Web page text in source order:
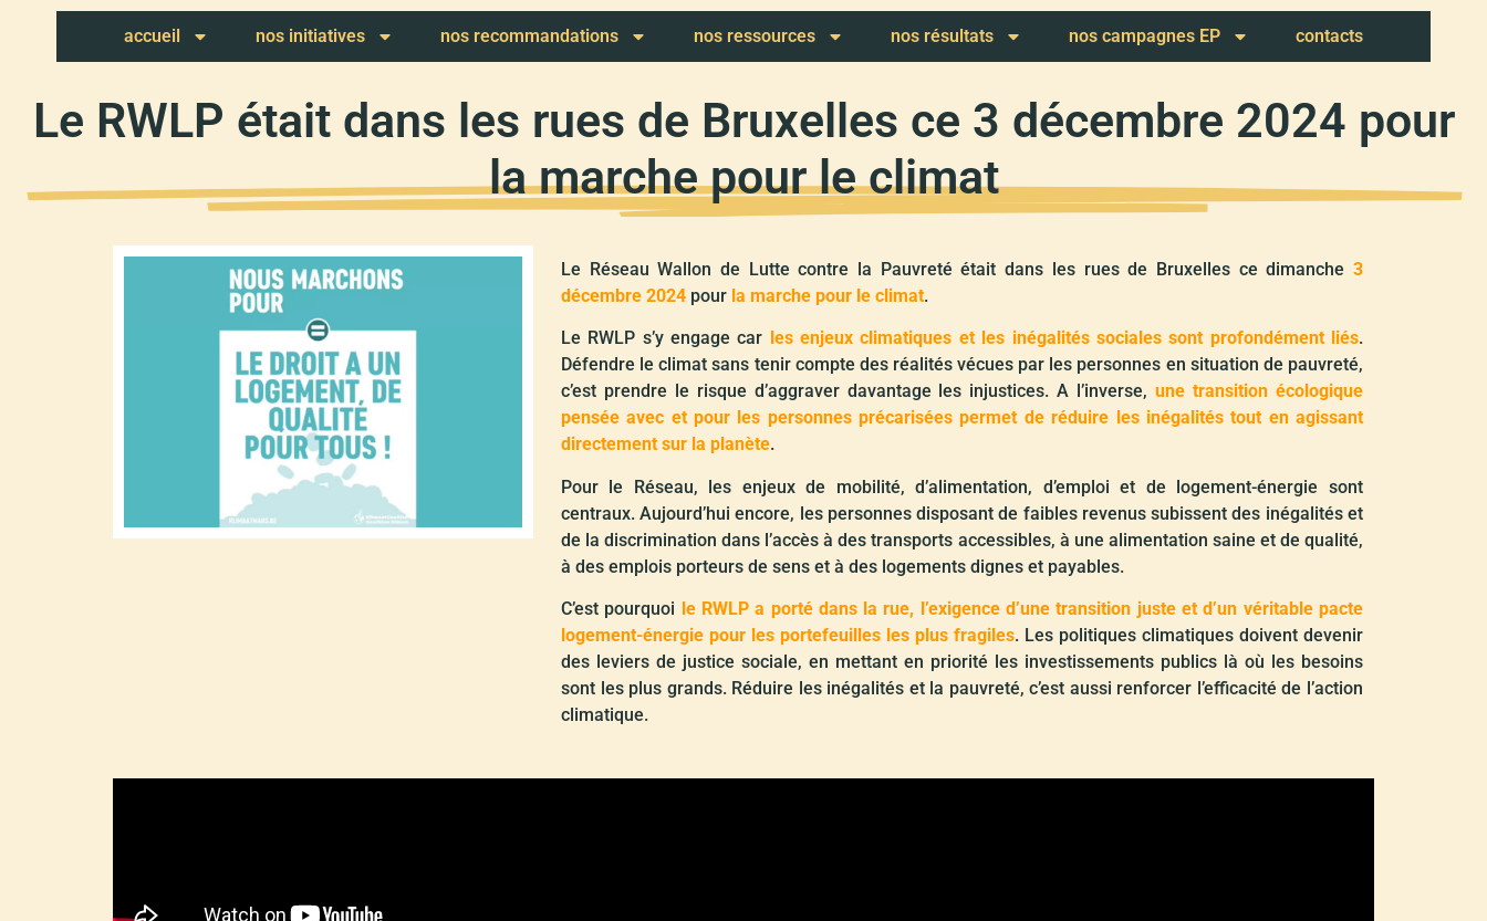
accueil nos initiatives nos recommandations nos ressources nos résultats nos campagnes EP contacts
Le RWLP était dans les rues de Bruxelles ce 3 décembre 2024 pour
la marche pour le climat
Le Réseau Wallon de Lutte contre la Pauvreté était dans les rues de Bruxelles ce dimanche 3
décembre 2024pour la marche pour le climat.
Le RWLP s’y engage car les enjeux climatiques et les inégalités sociales sont profondément liés.
Défendre le climat sans tenir compte des réalités vécues par les personnes en situation de pauvreté,
c’est prendre le risque d’aggraver davantage les injustices. A l’inverse,une transition écologique
pensée avec et pour les personnes précarisées permet de réduire les inégalités tout en agissant
directement sur la planète.
Pour le Réseau, les enjeux de mobilité, d’alimentation, d’emploi et de logement-énergie sont
centraux. Aujourd’hui encore, les personnes disposant de faibles revenus subissent des inégalités et
de la discrimination dans l’accès à des transports accessibles, à une alimentation saine et de qualité,
à des emplois porteurs de sens et à des logements dignes et payables.
C’est pourquoi le RWLP a porté dans la rue, l’exigence d’une transition juste et d’un véritable pacte
logement-énergie pour les portefeuilles les plus fragiles. Les politiques climatiques doivent devenir
des leviers de justice sociale, en mettant en priorité les investissements publics là où les besoins
sont les plus grands. Réduire les inégalités et la pauvreté, c’est aussi renforcer l’efficacité de l’action
climatique.